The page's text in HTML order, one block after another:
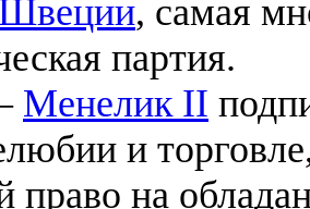
, самая
партия.
Менелик II
и
право на